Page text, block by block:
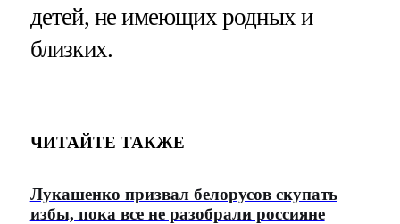
детей, не имеющих родных и
близких.
ЧИТАЙТЕ ТАКЖЕ
Лукашенко призвал белорусов скупать
избы, пока все не разобрали россияне